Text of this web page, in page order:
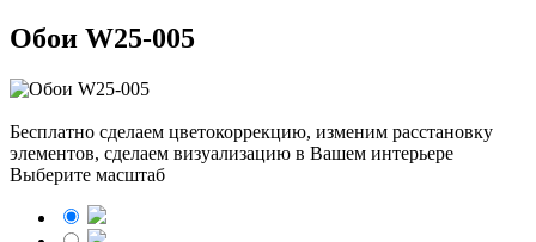
Обои W25-005
Бесплатно сделаем цветокоррекцию, изменим расстановку
элементов, сделаем визуализацию в Вашем интерьере
Выберите масштаб